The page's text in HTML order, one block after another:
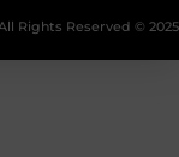
Rights Reserved © 2025